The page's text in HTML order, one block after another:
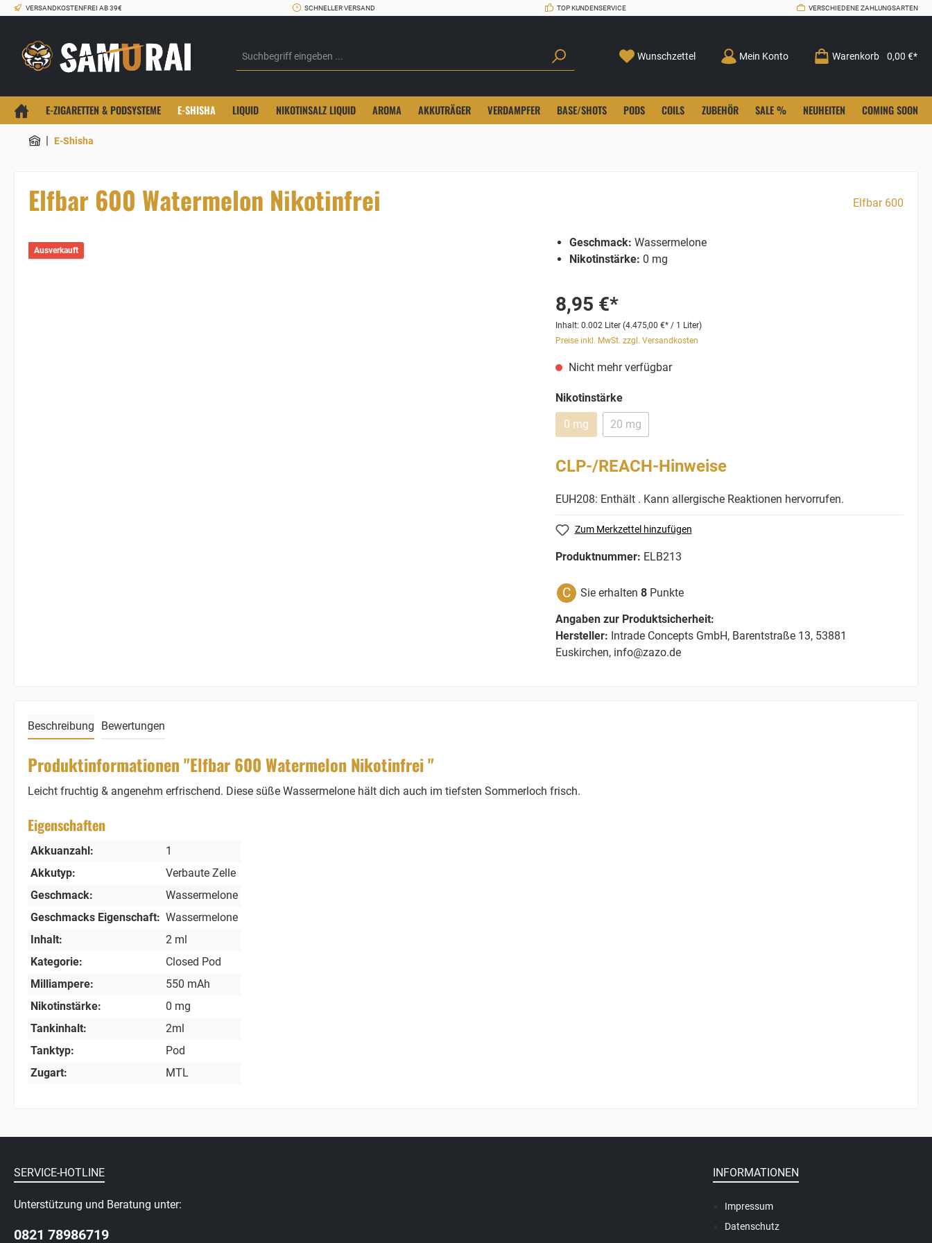
VERSANDKOSTENFREI AB 39€ SCHNELLER VERSAND TOP KUNDENSERVICE VERSCHIEDENE ZAHLUNGSARTEN
Wunschzettel Mein Konto Warenkorb 0,00 €*
E-ZIGARETTEN & PODSYSTEME E-SHISHA LIQUID NIKOTINSALZ LIQUID AROMA AKKUTRÄGER VERDAMPFER BASE/SHOTS PODS COILS ZUBEHÖR SALE % NEUHEITEN COMING SOON
| E-Shisha
Elfbar 600 Watermelon Nikotinfrei Elfbar 600
Ausverkauft
Geschmack: Wassermelone
Nikotinstärke: 0 mg
8,95 €*
Inhalt: 0.002 Liter (4.475,00 €* / 1 Liter)
Preise inkl. MwSt. zzgl. Versandkosten
Nicht mehr verfügbar
Nikotinstärke
0 mg
20 mg
CLP-/REACH-Hinweise
EUH208: Enthält . Kann allergische Reaktionen hervorrufen.
Zum Merkzettel hinzufügen
Produktnummer: ELB213
C Sie erhalten 8 Punkte
Angaben zur Produktsicherheit:
Hersteller: Intrade Concepts GmbH, Barentstraße 13, 53881
Euskirchen, info@zazo.de
Beschreibung Bewertungen
Produktinformationen "Elfbar 600 Watermelon Nikotinfrei "
Leicht fruchtig & angenehm erfrischend. Diese süße Wassermelone hält dich auch im tiefsten Sommerloch frisch.
Eigenschaften
Akkuanzahl:
1
Akkutyp:
Verbaute Zelle
Geschmack:
Wassermelone
Geschmacks Eigenschaft: Wassermelone
Inhalt:
2 ml
Kategorie:
Closed Pod
Milliampere:
550 mAh
Nikotinstärke:
0 mg
Tankinhalt:
2ml
Tanktyp:
Pod
Zugart:
MTL
SERVICE-HOTLINE
Unterstützung und Beratung unter:
0821 78986719
INFORMATIONEN
Impressum
Datenschutz